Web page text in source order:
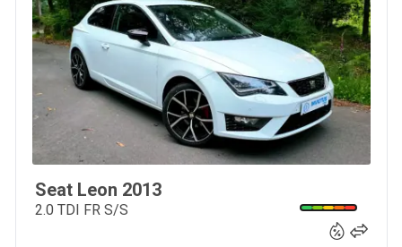
Seat Leon 2013
2.0 TDI FR S/S